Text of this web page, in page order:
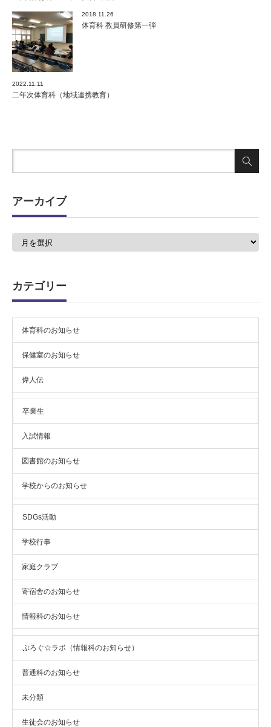
2018.11.26
体育科 教員研修第一弾
2022.11.11
二年次体育科（地域連携教育）
アーカイブ
ア
カテゴリー
体育科のお知らせ
保健室のお知らせ
偉人伝
卒業生
入試情報
図書館のお知らせ
学校からのお知らせ
SDGs活動
学校行事
家庭クラブ
寄宿舎のお知らせ
情報科のお知らせ
ぷろぐ☆ラボ（情報科のお知らせ）
普通科のお知らせ
未分類
生徒会のお知らせ